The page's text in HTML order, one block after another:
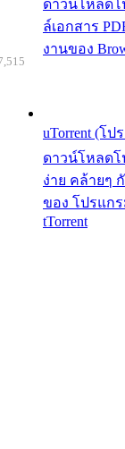
ดาวน์โหลดโ
ล์เอกสาร
งานของ
uTorrent (โ
ดาวน์โหลดโ
ง่าย คล้ายๆ
ของ โปรแกร
tTorrent